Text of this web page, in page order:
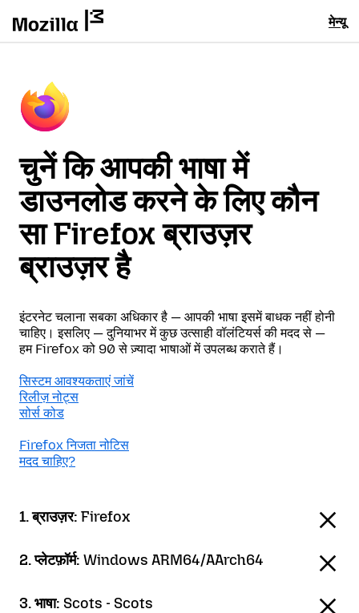
मेन्यू
चुनें कि आपकी भाषा में
डाउनलोड करने के लिए कौन
सा Firefox ब्राउज़र
ब्राउज़र है
इंटरनेट चलाना सबका अधिकार है — आपकी भाषा इसमें बाधक नहीं होनी
चाहिए। इसलिए — दुनियाभर में कुछ उत्साही वॉलंटियर्स की मदद से —
हम Firefox को 90 से ज़्यादा भाषाओं में उपलब्ध कराते हैं।
सिस्टम आवश्यकताएं जांचें
रिलीज़ नोट्स
सोर्स कोड
Firefox निजता नोटिस
मदद चाहिए?
1. ब्राउज़र: Firefox
2. प्लेटफ़ॉर्म: Windows ARM64/AArch64
3. भाषा: Scots - Scots